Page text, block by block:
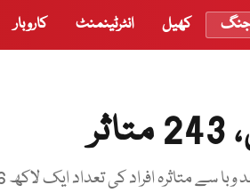
جنگ کھیل انٹرٹینمنٹ کاروبار
سندھ میں کورونا سے